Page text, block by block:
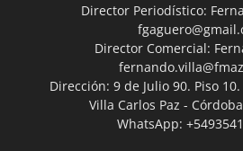
Director Periodístico:
Director Comercial:
Dirección: 9 de Julio 90. Piso 10.
Villa Carlos Paz -
WhatsApp: